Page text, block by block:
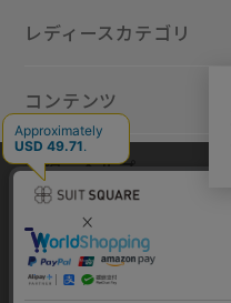
レディースカテゴリ
コンテンツ
規約・ヘルプ
当サイトでは利用体験の向上お
ックの分析を目的としてCookie
された場合、Cookieの利用に同
はプライバシーポリシー をご確